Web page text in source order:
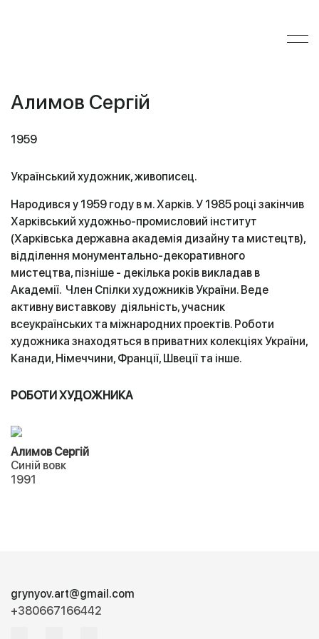
Алимов Сергій
1959
Український художник, живописец.
Народився у 1959 году в м. Харків. У 1985 році закінчив
Харківський художньо-промисловий інститут
(Харківська державна академія дизайну та мистецтв),
відділення монументально-декоративного
мистецтва, пізніше - декілька років викладав в
Академії. Член Спілки художників України. Веде
активну виставкову діяльність, учасник
всеукраїнських та міжнародних проектів. Роботи
художника знаходяться в приватних колекціях України,
Канади, Німеччини, Франції, Швеції та інше.
РОБОТИ ХУДОЖНИКА
Алимов Сергій
Синій вовк
1991
grynyov.art@gmail.com
+380667166442